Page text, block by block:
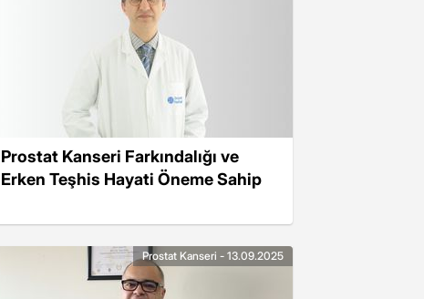
Prostat Kanseri Farkındalığı ve
Erken Teşhis Hayati Öneme Sahip
Prostat Kanseri - 13.09.2025